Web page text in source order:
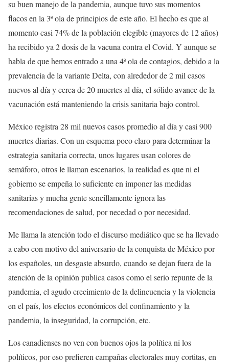
su buen manejo de la pandemia, aunque tuvo sus momentos
flacos en la 3ª ola de principios de este año. El hecho es que al
momento casi 74% de la población elegible (mayores de 12 años)
ha recibido ya 2 dosis de la vacuna contra el Covid. Y aunque se
habla de que hemos entrado a una 4ª ola de contagios, debido a la
prevalencia de la variante Delta, con alrededor de 2 mil casos
nuevos al día y cerca de 20 muertes al día, el sólido avance de la
vacunación está manteniendo la crisis sanitaria bajo control.
México registra 28 mil nuevos casos promedio al día y casi 900
muertes diarias. Con un esquema poco claro para determinar la
estrategia sanitaria correcta, unos lugares usan colores de
semáforo, otros le llaman escenarios, la realidad es que ni el
gobierno se empeña lo suficiente en imponer las medidas
sanitarias y mucha gente sencillamente ignora las
recomendaciones de salud, por necedad o por necesidad.
Me llama la atención todo el discurso mediático que se ha llevado
a cabo con motivo del aniversario de la conquista de México por
los españoles, un desgaste absurdo, cuando se dejan fuera de la
atención de la opinión publica casos como el serio repunte de la
pandemia, el agudo crecimiento de la delincuencia y la violencia
en el país, los efectos económicos del confinamiento y la
pandemia, la inseguridad, la corrupción, etc.
Los canadienses no ven con buenos ojos la política ni los
políticos, por eso prefieren campañas electorales muy cortitas, en